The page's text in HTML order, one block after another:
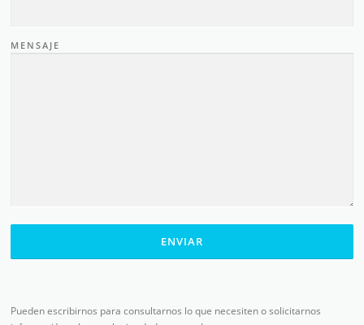
MENSAJE
Pueden escribirnos para consultarnos lo que necesiten o solicitarnos